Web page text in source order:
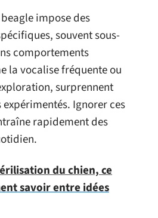
impose des
souvent sous-
comportements
la vocalise fréquente ou
surprennent
Ignorer ces
rapidement des
du chien, ce
savoir entre idées